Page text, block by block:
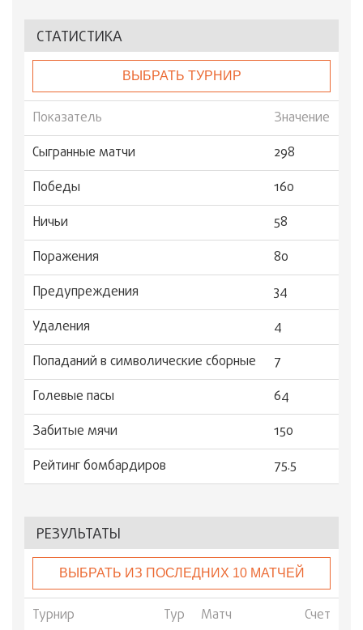
СТАТИСТИКА
ВЫБРАТЬ ТУРНИР
Показатель
Значение
Сыгранные матчи
298
Победы
160
Ничьи
58
Поражения
80
Предупреждения
34
Удаления
4
Попаданий в символические сборные
7
Голевые пасы
64
Забитые мячи
150
Рейтинг бомбардиров
75.5
РЕЗУЛЬТАТЫ
ВЫБРАТЬ ИЗ ПОСЛЕДНИХ 10 МАТЧЕЙ
Турнир Тур Матч
Счет